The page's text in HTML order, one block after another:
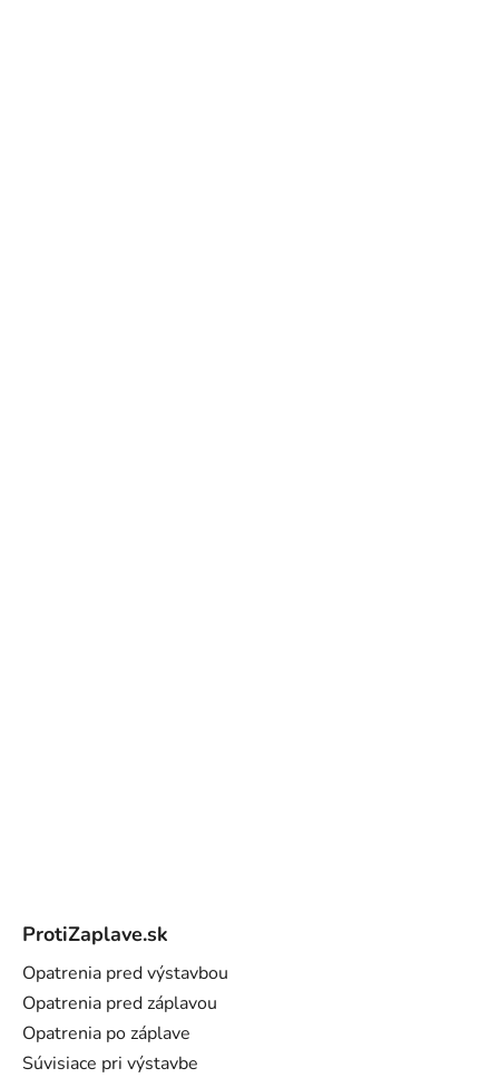
ProtiZaplave.sk
Opatrenia pred výstavbou
Opatrenia pred záplavou
Opatrenia po záplave
Súvisiace pri výstavbe